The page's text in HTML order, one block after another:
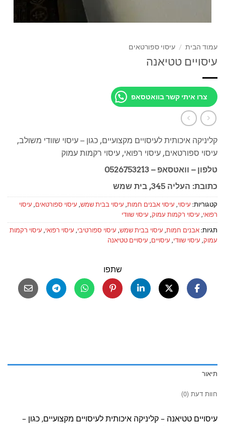
עמוד הבית / עיסוי ספורטאים
עיסויים טטיאנה
צרו איתי קשר בוואטסאפ
קליניקה איכותית לעיסויים מקצועיים, כגון – עיסוי שוודי משולב,
עיסוי ספורטאים, עיסוי רפואי, עיסוי רקמות עמוק
טלפון – וואטסאפ – 0526753213
כתובת: העליה 345, בית שמש
קטגוריות: עיסוי, עיסוי אבנים חמות, עיסוי בבית שמש, עיסוי ספורטאים, עיסוי
רפואי, עיסוי רקמות עמוק, עיסוי שוודי
תגיות: אבנים חמות, עיסוי בבית שמש, עיסוי ספורטיבי, עיסוי רפואי, עיסוי רקמות
עמוק, עיסוי שוודי, עיסויים, עיסויים טטיאנה
שתפו
תיאור
חוות דעת (0)
עיסויים טטיאנה – קליניקה איכותית לעיסויים מקצועיים, כגון –